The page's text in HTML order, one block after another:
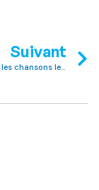
Suivant
Quelles sont les chansons les plus populaires au Club MAC?